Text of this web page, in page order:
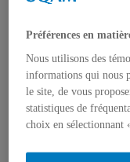
JOURNEES DE
MA
CONTACT
Accueil
Préférences en
Nous utilisons des
informations qui nous
le site, de vous
statistiques de
choix en sélectionnant